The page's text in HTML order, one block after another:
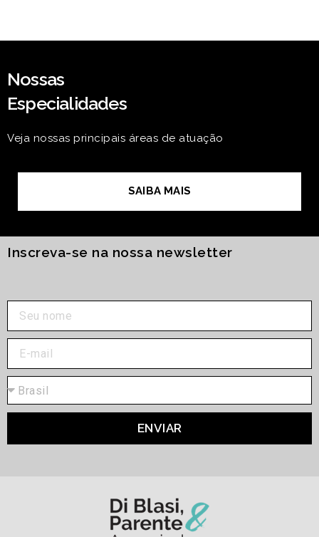
Nossas
Especialidades
Veja nossas principais áreas de atuação
SAIBA MAIS
Inscreva-se na nossa newsletter
ENVIAR